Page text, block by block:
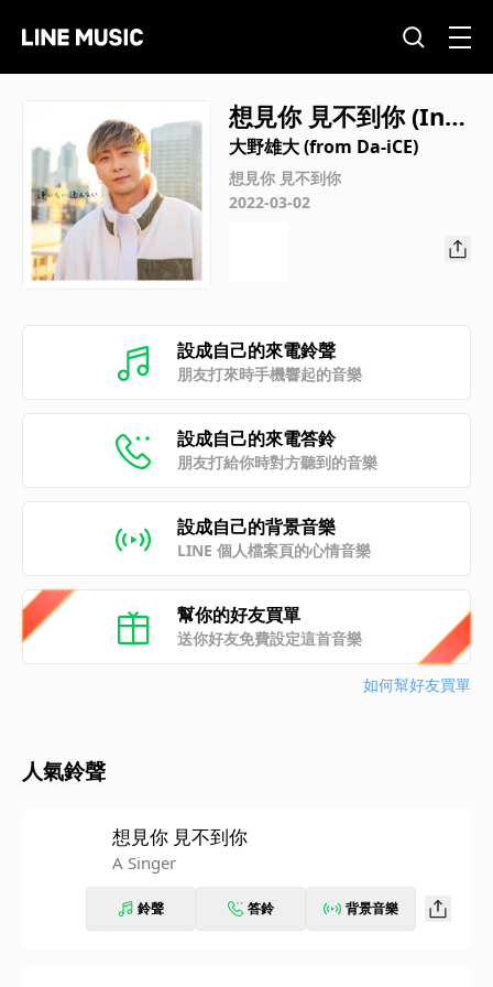
想見你 見不到你 (Inst
rumental)
大野雄大 (from Da-iCE)
想見你 見不到你
2022-03-02
設成自己的來電鈴聲
朋友打來時手機響起的音樂
設成自己的來電答鈴
朋友打給你時對方聽到的音樂
設成自己的背景音樂
LINE 個人檔案頁的心情音樂
幫你的好友買單
送你好友免費設定這首音樂
如何幫好友買單
人氣鈴聲
想見你 見不到你
A Singer
鈴聲 答鈴 背景音樂